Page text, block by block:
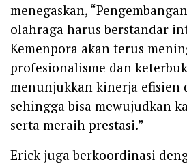
menegaskan,
olahraga harus berstandar
Kemenpora akan terus
profesionalisme dan
menunjukkan kinerja efisien
sehingga bisa mewujudkan
serta meraih prestasi.”
Erick juga berkoordinasi